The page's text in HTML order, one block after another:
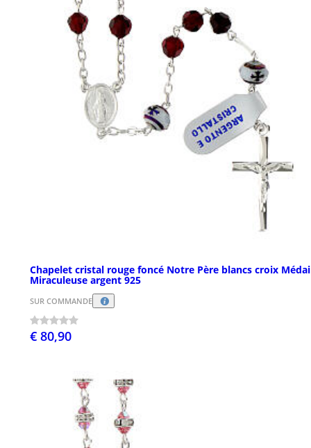
Chapelet cristal rouge foncé Notre Père blancs croix
Miraculeuse argent 925
SUR COMMANDE
€ 80,90